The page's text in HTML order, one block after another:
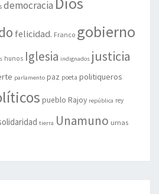
democracia
felicidad. Franco gobierno
hunos Iglesia indignados justicia
parlamento paz poeta politiqueros
pueblo Rajoy república rey
tierra Unamuno urnas